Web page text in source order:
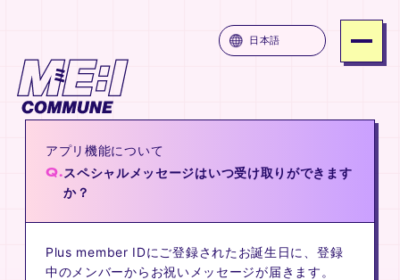
日本語
SERVICE
PRICE
ATTENTION
FAQ
JOIN
LOGIN
アプリ機能について
Q.スペシャルメッセージはいつ受け取りができます
か？
Plus member IDにご登録されたお誕生日に、登録
中のメンバーからお祝いメッセージが届きます。